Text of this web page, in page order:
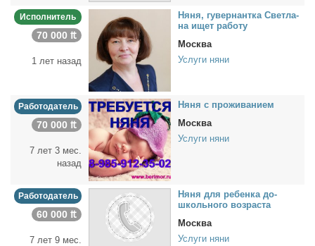
Исполнитель
70 000 ₶
1 лет назад
Ня­ня, гу­вер­нант­ка Свет­ла­
на ищет ра­бо­ту
Москва
Услуги няни
Работодатель
70 000 ₶
7 лет 3 мес.
назад
Ня­ня с про­жи­ва­ни­ем
Москва
Услуги няни
Работодатель
60 000 ₶
7 лет 9 мес.
Ня­ня для ре­бен­ка до­
школь­но­го воз­рас­та
Москва
Услуги няни